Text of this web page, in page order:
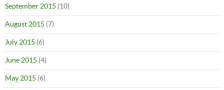
September 2015 (10)
August 2015 (7)
July 2015 (6)
June 2015 (4)
May 2015 (6)